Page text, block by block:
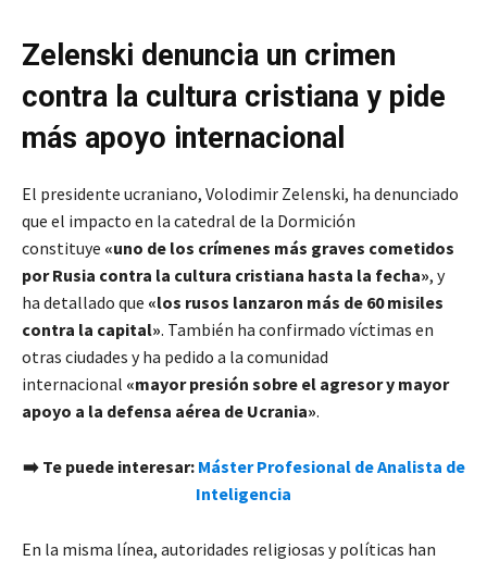
Zelenski denuncia un crimen
contra la cultura cristiana y pide
más apoyo internacional
El presidente ucraniano, Volodimir Zelenski, ha denunciado
que el impacto en la catedral de la Dormición
constituye «uno de los crímenes más graves cometidos
por Rusia contra la cultura cristiana hasta la fecha», y
ha detallado que «los rusos lanzaron más de 60 misiles
contra la capital». También ha confirmado víctimas en
otras ciudades y ha pedido a la comunidad
internacional «mayor presión sobre el agresor y mayor
apoyo a la defensa aérea de Ucrania».
➡️ Te puede interesar: Máster Profesional de Analista de
Inteligencia
En la misma línea, autoridades religiosas y políticas han